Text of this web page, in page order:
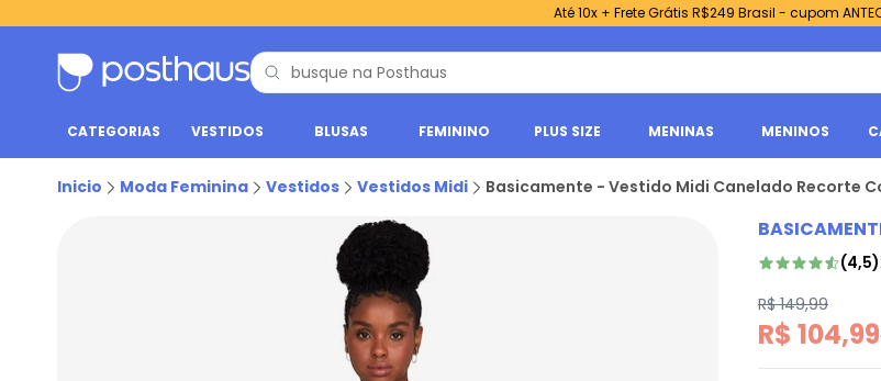
Até 10x + Frete Grátis R$249 Brasil - cupom
CATEGORIAS VESTIDOS BLUSAS FEMININO PLUS SIZE MENINAS MENINOS
Inicio Moda Feminina Vestidos Vestidos Midi Basicamente - Vestido Midi Canelado Recorte
(4,5)
R$ 149,99
R$ 104,99